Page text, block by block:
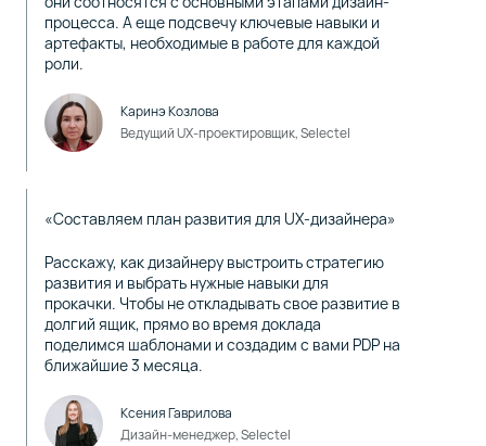
процесса. А еще подсвечу ключевые навыки и
артефакты, необходимые в работе для каждой
роли.
Каринэ Козлова
Ведущий UX-проектировщик, Selectel
«Составляем план развития для UX-дизайнера»
Расскажу, как дизайнеру выстроить стратегию
развития и выбрать нужные навыки для
прокачки. Чтобы не откладывать свое развитие в
долгий ящик, прямо во время доклада
поделимся шаблонами и создадим с вами PDP на
ближайшие 3 месяца.
Ксения Гаврилова
Дизайн-менеджер, Selectel